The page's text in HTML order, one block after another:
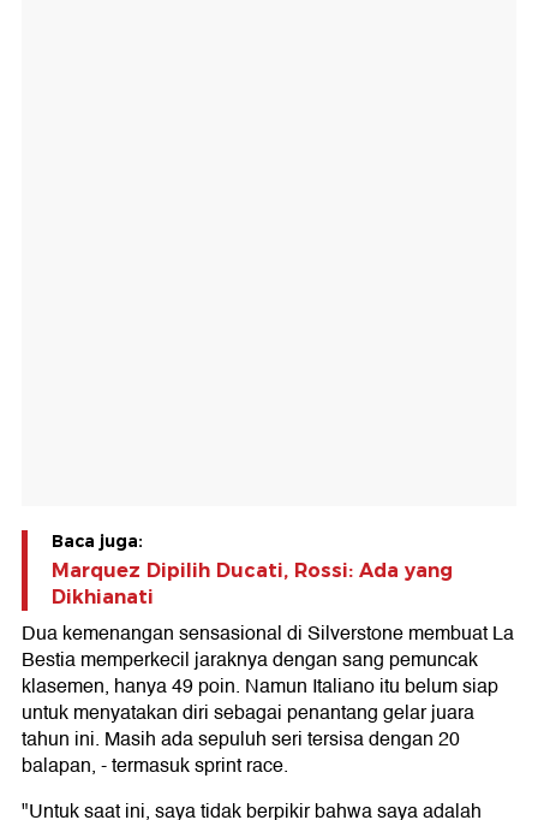
Baca juga:
Marquez Dipilih Ducati, Rossi: Ada yang
Dikhianati
Dua kemenangan sensasional di Silverstone membuat La
Bestia memperkecil jaraknya dengan sang pemuncak
klasemen, hanya 49 poin. Namun Italiano itu belum siap
untuk menyatakan diri sebagai penantang gelar juara
tahun ini. Masih ada sepuluh seri tersisa dengan 20
balapan, - termasuk sprint race.
"Untuk saat ini, saya tidak berpikir bahwa saya adalah